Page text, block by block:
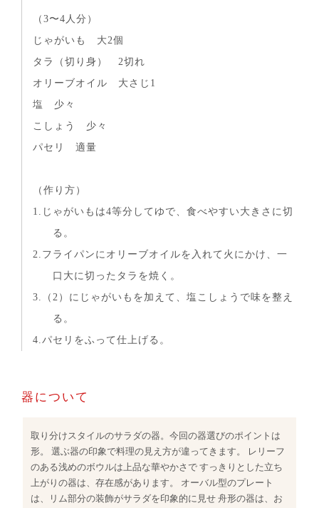
（3〜4人分）
じゃがいも 大2個
タラ（切り身） 2切れ
オリーブオイル 大さじ1
塩 少々
こしょう 少々
パセリ 適量
（作り方）
1.じゃがいもは4等分してゆで、食べやすい大きさに切
る。
2.フライパンにオリーブオイルを入れて火にかけ、一
口大に切ったタラを焼く。
3.（2）にじゃがいもを加えて、塩こしょうで味を整え
る。
4.パセリをふって仕上げる。
器について
取り分けスタイルのサラダの器。今回の器選びのポイントは
形。 選ぶ器の印象で料理の見え方が違ってきます。 レリーフ
のある浅めのボウルは上品な華やかさで すっきりとした立ち
上がりの器は、存在感があります。 オーバル型のプレート
は、リム部分の装飾がサラダを印象的に見せ 舟形の器は、お